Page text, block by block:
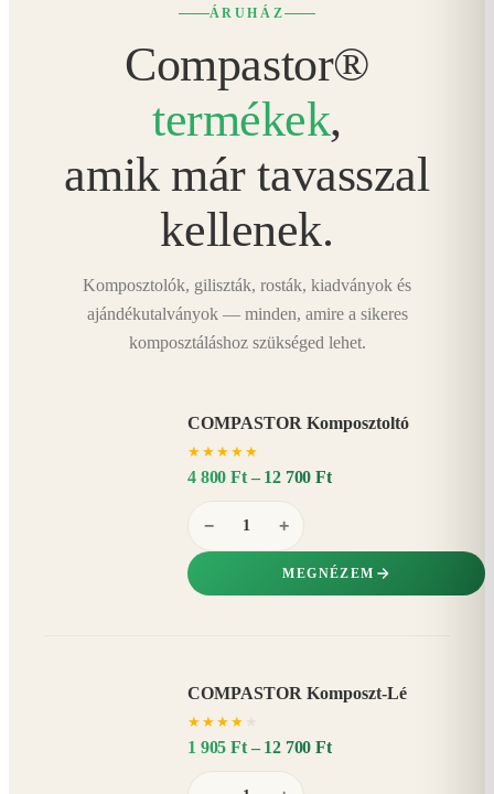
ÁRUHÁZ
Compastor®
termékek,
amik már tavasszal
kellenek.
Komposztolók, giliszták, rosták, kiadványok és
ajándékutalványok — minden, amire a sikeres
komposztáláshoz szükséged lehet.
COMPASTOR Komposztoltó
★ ★ ★ ★ ★
4 800 Ft – 12 700 Ft
− +
MEGNÉZEM
COMPASTOR Komposzt-Lé
★ ★ ★ ★
1 905 Ft – 12 700 Ft